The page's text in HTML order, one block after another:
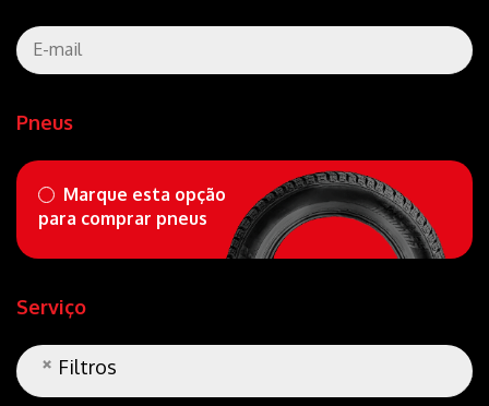
Pneus
Marque esta opção
para comprar pneus
Serviço
Filtros